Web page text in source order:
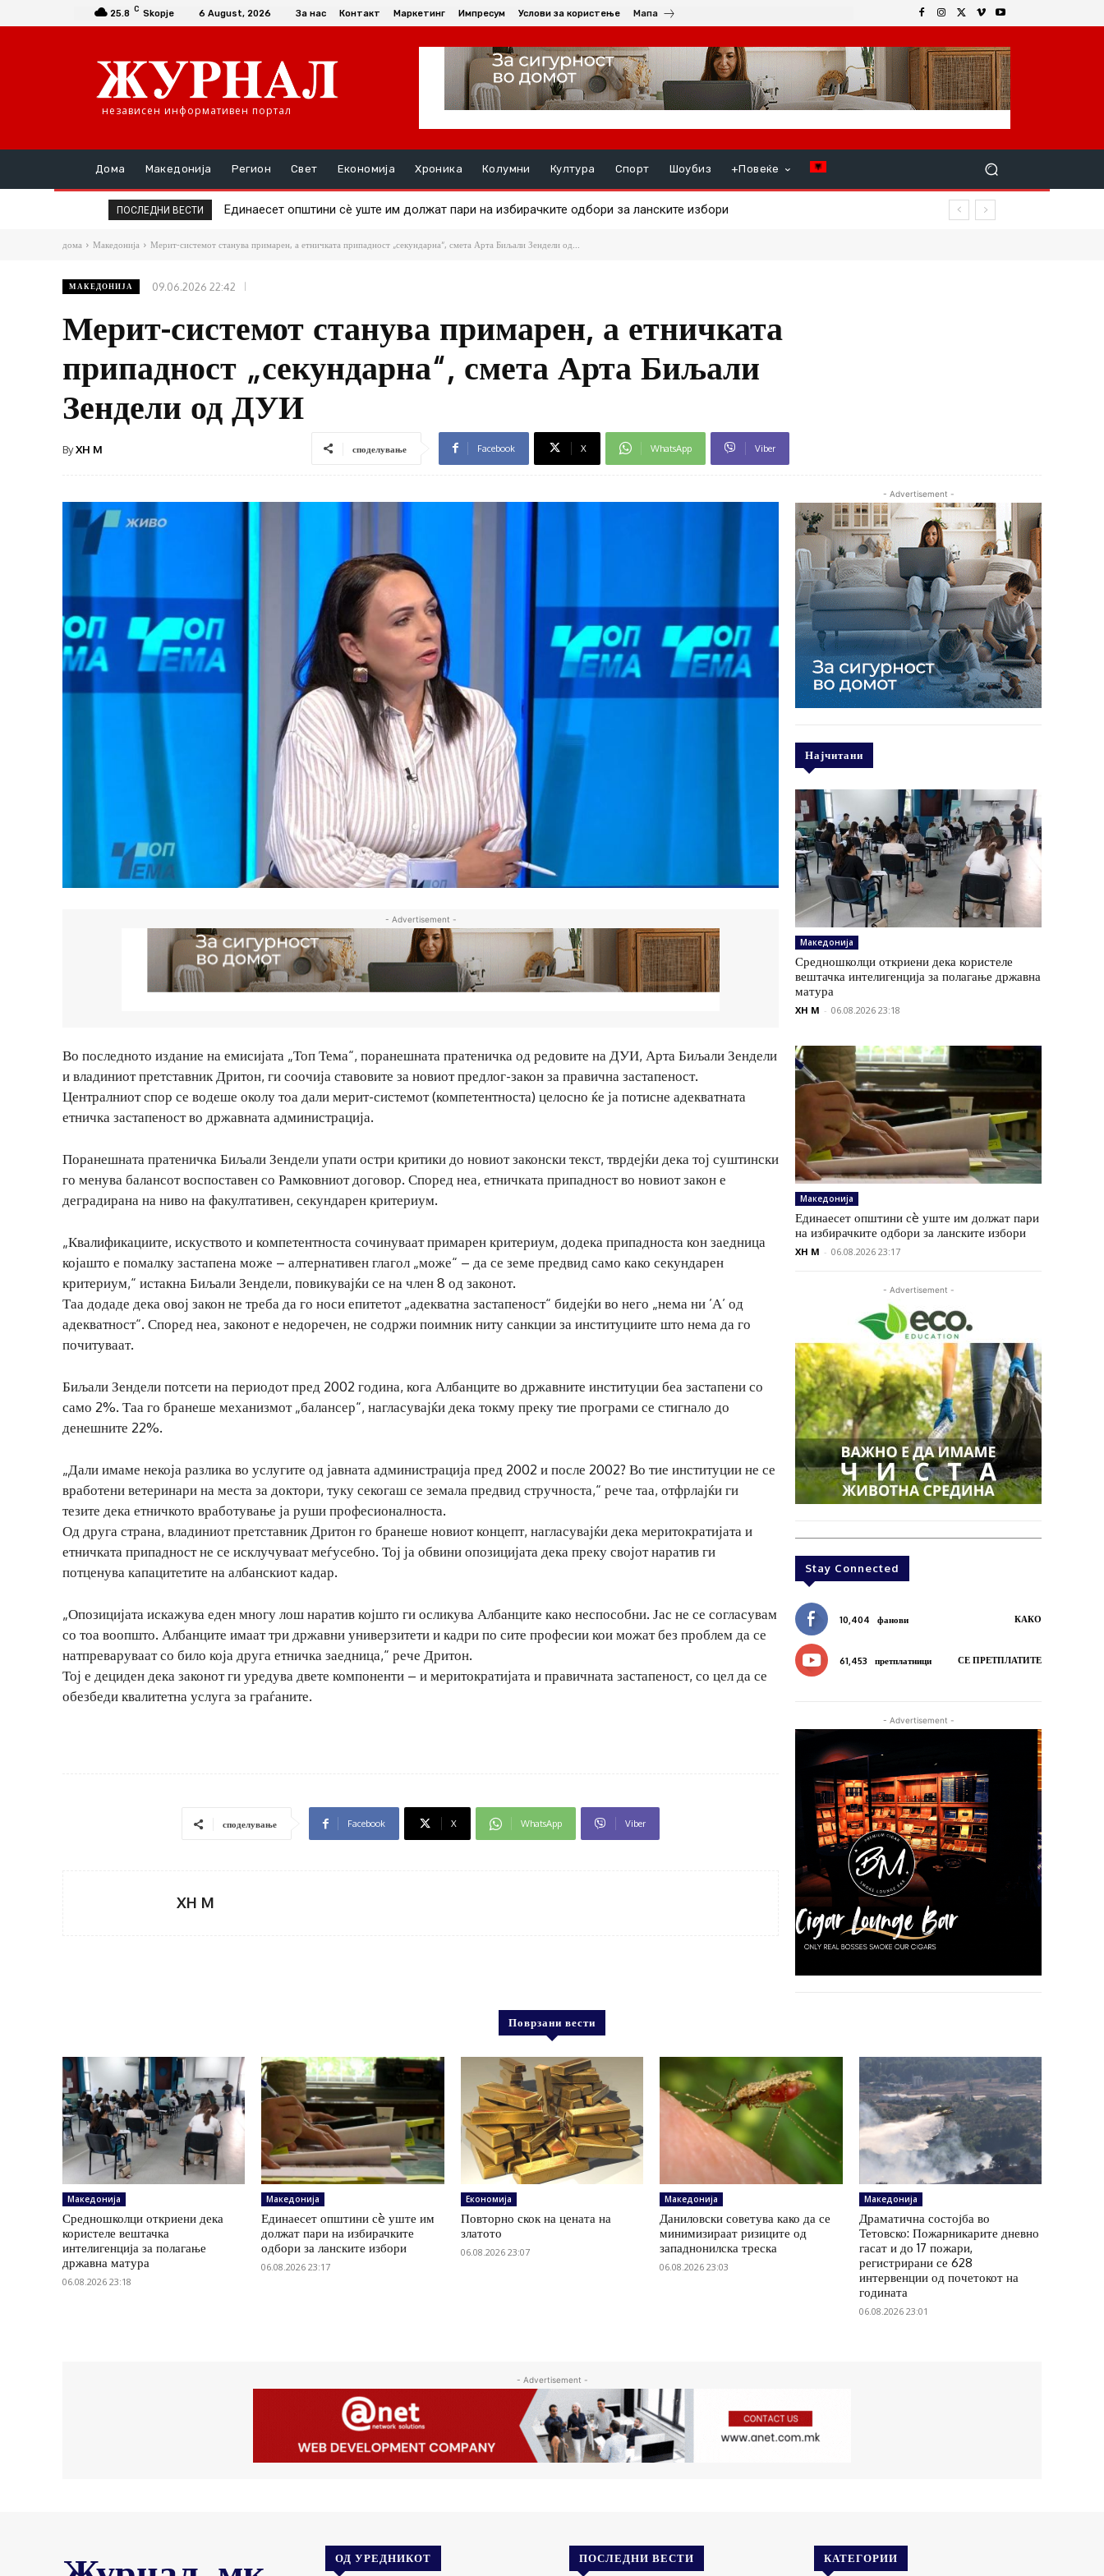
25.8 C Skopje 6 August, 2026 За нас Контакт Маркетинг Импресум Услови за користење Мапа
независен информативен портал
Дома Македонија Регион Свет Економија Хроника Колумни Култура Спорт Шоубиз +Повеќе
ПОСЛЕДНИ ВЕСТИ Единаесет општини сè уште им должат пари на избирачките одбори за ланските избори
Повторно скок на цената на златото
дома Македонија Мерит-системот станува примарен, а етничката припадност „секундарна“, смета Арта Биљали Зендели од...
МАКЕДОНИЈА 09.06.2026 22:42
Мерит-системот станува примарен, а етничката
припадност „секундарна“, смета Арта Биљали
Зендели од ДУИ
ByXH M споделување Facebook X WhatsApp Viber
- Advertisement -
Во последното издание на емисијата „Топ Тема“, поранешната пратеничка од редовите на ДУИ, Арта Биљали Зендели
и владиниот претставник Дритон, ги соочија ставовите за новиот предлог-закон за правична застапеност.
Централниот спор се водеше околу тоа дали мерит-системот (компетентноста) целосно ќе ја потисне адекватната
етничка застапеност во државната администрација.
Поранешната пратеничка Биљали Зендели упати остри критики до новиот законски текст, тврдејќи дека тој суштински
го менува балансот воспоставен со Рамковниот договор. Според неа, етничката припадност во новиот закон е
деградирана на ниво на факултативен, секундарен критериум.
„Квалификациите, искуството и компетентноста сочинуваат примарен критериум, додека припадноста кон заедница
којашто е помалку застапена може – алтернативен глагол „може“ – да се земе предвид само како секундарен
критериум,“ истакна Биљали Зендели, повикувајќи се на член 8 од законот.
Таа додаде дека овој закон не треба да го носи епитетот „адекватна застапеност“ бидејќи во него „нема ни ’А’ од
адекватност“. Според неа, законот е недоречен, не содржи поимник ниту санкции за институциите што нема да го
почитуваат.
Биљали Зендели потсети на периодот пред 2002 година, кога Албанците во државните институции беа застапени со
само 2%. Таа го бранеше механизмот „балансер“, нагласувајќи дека токму преку тие програми се стигнало до
денешните 22%.
„Дали имаме некоја разлика во услугите од јавната администрација пред 2002 и после 2002? Во тие институции не се
вработени ветеринари на места за доктори, туку секогаш се земала предвид стручноста,“ рече таа, отфрлајќи ги
тезите дека етничкото вработување ја руши професионалноста.
Од друга страна, владиниот претставник Дритон го бранеше новиот концепт, нагласувајќи дека меритократијата и
етничката припадност не се исклучуваат меѓусебно. Тој ја обвини опозицијата дека преку својот наратив ги
потценува капацитетите на албанскиот кадар.
„Опозицијата искажува еден многу лош наратив којшто ги осликува Албанците како неспособни. Јас не се согласувам
со тоа воопшто. Албанците имаат три државни универзитети и кадри по сите професии кои можат без проблем да се
натпреваруваат со било која друга етничка заедница,“ рече Дритон.
Тој е дециден дека законот ги уредува двете компоненти – и меритократијата и правичната застапеност, со цел да се
обезбеди квалитетна услуга за граѓаните.
споделување Facebook X WhatsApp Viber
XH M
- Advertisement -
Најчитани
Македонија
Средношколци откриени дека користеле
вештачка интелигенција за полагање државна
матура
XH M - 06.08.2026 23:18
Македонија
Единаесет општини сè уште им должат пари
на избирачките одбори за ланските избори
XH M - 06.08.2026 23:17
- Advertisement -
Stay Connected
10,404 фанови КАКО
61,453 претплатници СЕ ПРЕТПЛАТИТЕ
- Advertisement -
Поврзани вести
Македонија
Средношколци откриени дека
користеле вештачка
интелигенција за полагање
државна матура
06.08.2026 23:18
Македонија
Единаесет општини сè уште им
должат пари на избирачките
одбори за ланските избори
06.08.2026 23:17
Економија
Повторно скок на цената на
златото
06.08.2026 23:07
Македонија
Даниловски советува како да се
минимизираат ризиците од
западнонилска треска
06.08.2026 23:03
Македонија
Драматична состојба во
Тетовско: Пожарникарите дневно
гасат и до 17 пожари,
регистрирани се 628
интервенции од почетокот на
годината
06.08.2026 23:01
- Advertisement -
ОД УРЕДНИКОТ ПОСЛЕДНИ ВЕСТИ КАТЕГОРИИ